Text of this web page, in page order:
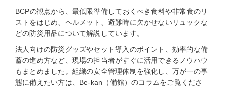
BCPの観点から、最低限準備しておくべき食料や非常食のリ
ストをはじめ、ヘルメット、避難時に欠かせないリュックな
どの防災用品について解説しています。
法人向けの防災グッズやセット導入のポイント、効率的な備
蓄の進め方など、現場の担当者がすぐに活用できるノウハウ
もまとめました。組織の安全管理体制を強化し、万が一の事
態に備えたい方は、Be-kan（備館）のコラムをご覧くださ